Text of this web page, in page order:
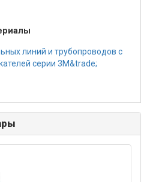
линий и трубопроводов с
серии 3М&trade;